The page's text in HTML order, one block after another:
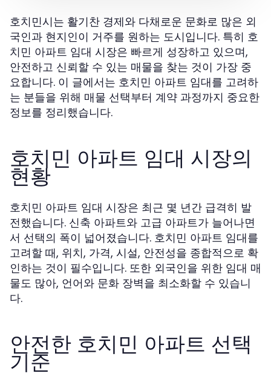
호치민시는 활기찬 경제와 다채로운 문화로 많은 외
국인과 현지인이 거주를 원하는 도시입니다. 특히 호
치민 아파트 임대 시장은 빠르게 성장하고 있으며,
안전하고 신뢰할 수 있는 매물을 찾는 것이 가장 중
요합니다. 이 글에서는 호치민 아파트 임대를 고려하
는 분들을 위해 매물 선택부터 계약 과정까지 중요한
정보를 정리했습니다.
호치민 아파트 임대 시장의
현황
호치민 아파트 임대 시장은 최근 몇 년간 급격히 발
전했습니다. 신축 아파트와 고급 아파트가 늘어나면
서 선택의 폭이 넓어졌습니다. 호치민 아파트 임대를
고려할 때, 위치, 가격, 시설, 안전성을 종합적으로 확
인하는 것이 필수입니다. 또한 외국인을 위한 임대 매
물도 많아, 언어와 문화 장벽을 최소화할 수 있습니
다.
안전한 호치민 아파트 선택
기준